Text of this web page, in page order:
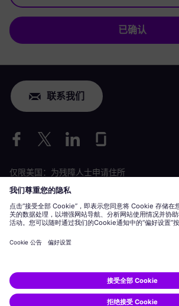
已确认
联系我们
仅限美国：为残障人士申请住所
劳工情况申请
Siemens Energy 是由 Siemens AG 授权的商标。